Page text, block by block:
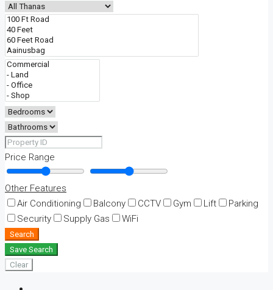
Price Range
Other Features
Air Conditioning
Balcony CCTV Gym Lift
Parking
Security
Supply Gas WiFi
Search
Save Search
Clear